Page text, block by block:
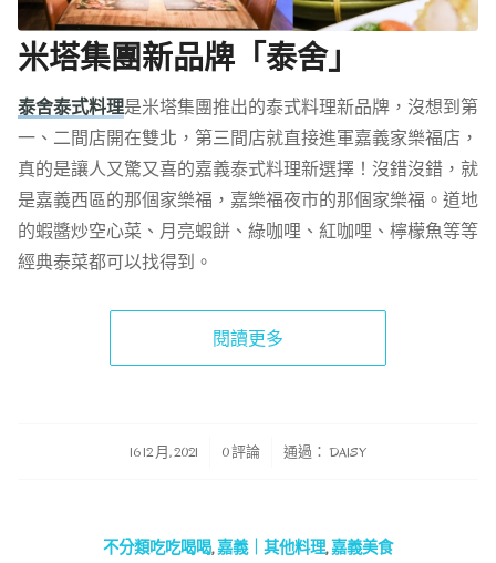
米塔集團新品牌「泰舍」
泰舍泰式料理是米塔集團推出的泰式料理新品牌，沒想到第
一、二間店開在雙北，第三間店就直接進軍嘉義家樂福店，
真的是讓人又驚又喜的嘉義泰式料理新選擇！沒錯沒錯，就
是嘉義西區的那個家樂福，嘉樂福夜市的那個家樂福。道地
的蝦醬炒空心菜、月亮蝦餅、綠咖哩、紅咖哩、檸檬魚等等
經典泰菜都可以找得到。
閱讀更多
16 12 月, 2021
/ 0 評論 通過： DAISY
不分類吃吃喝喝,嘉義｜其他料理,嘉義美食